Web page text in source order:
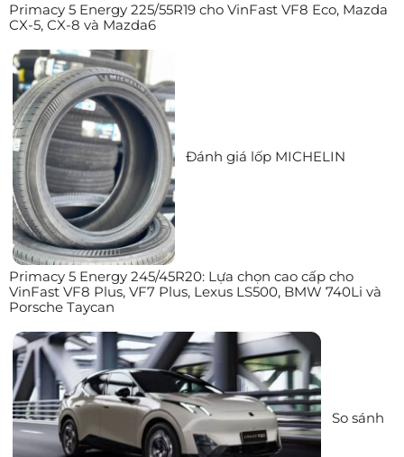
Primacy 5 Energy 225/55R19 cho VinFast VF8 Eco, Mazda
CX-5, CX-8 và Mazda6
Đánh giá lốp MICHELIN
Primacy 5 Energy 245/45R20: Lựa chọn cao cấp cho
VinFast VF8 Plus, VF7 Plus, Lexus LS500, BMW 740Li và
Porsche Taycan
So sánh